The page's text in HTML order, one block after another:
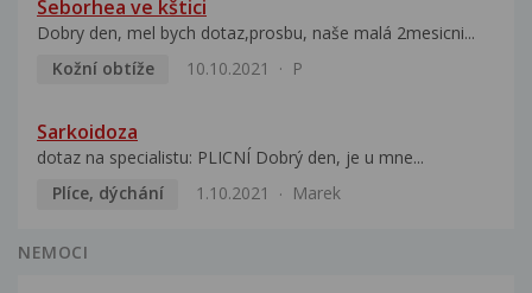
Seborhea ve kštici
Dobry den, mel bych dotaz,prosbu, naše malá 2mesicni...
Kožní obtíže
10.10.2021 P
Sarkoidoza
dotaz na specialistu: PLICNÍ Dobrý den, je u mne...
Plíce, dýchání
1.10.2021 Marek
NEMOCI